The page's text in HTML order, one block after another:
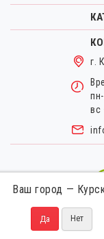
Мы используем
вы
г.
вс
Ваш город —